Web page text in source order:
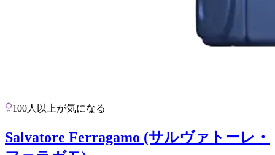
100人以上が気になる
Salvatore Ferragamo (サルヴァトーレ・